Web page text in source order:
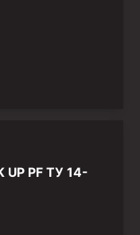
PF ТУ 14-